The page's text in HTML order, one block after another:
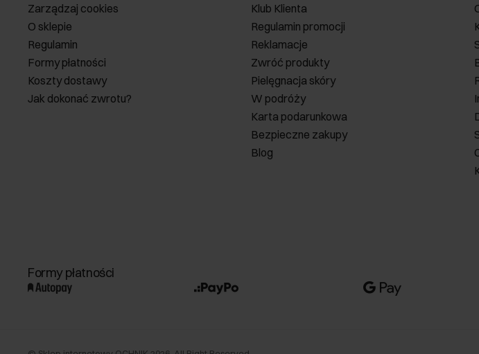
Zarządzaj cookies
O sklepie
Regulamin
Formy płatności
Koszty dostawy
Jak dokonać zwrotu?
Klub Klienta
Regulamin promocji
Reklamacje
Zwróć produkty
Pielęgnacja skóry
W podróży
Karta podarunkowa
Bezpieczne zakupy
Blog
Formy płatności